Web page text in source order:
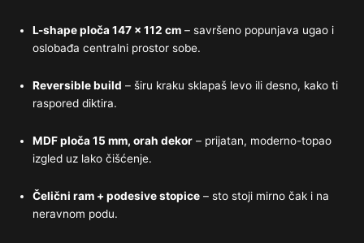
L-shape ploča 147 × 112 cm – savršeno popunjava ugao i
oslobađa centralni prostor sobe.
Reversible build – širu kraku sklapaš levo ili desno, kako ti
raspored diktira.
MDF ploča 15 mm, orah dekor – prijatan, moderno-topao
izgled uz lako čišćenje.
Čelični ram + podesive stopice – sto stoji mirno čak i na
neravnom podu.